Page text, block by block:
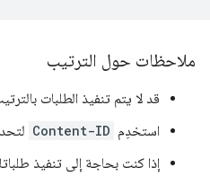
ملاحظات حول الترتيب
قد لا يتم تنفيذ الطلبات
استخدِم Content-ID
إذا كنت بحاجة إلى تنفيذ